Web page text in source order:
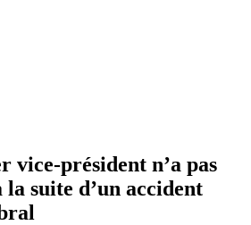
vice-président n’a pas
la suite d’un accident